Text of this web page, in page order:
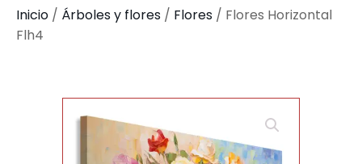
Inicio / Árboles y flores / Flores / Flores Horizontal
Flh4
🔍